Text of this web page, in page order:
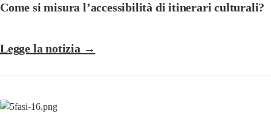
Come si misura l’accessibilità di itinerari culturali?
Legge la notizia →